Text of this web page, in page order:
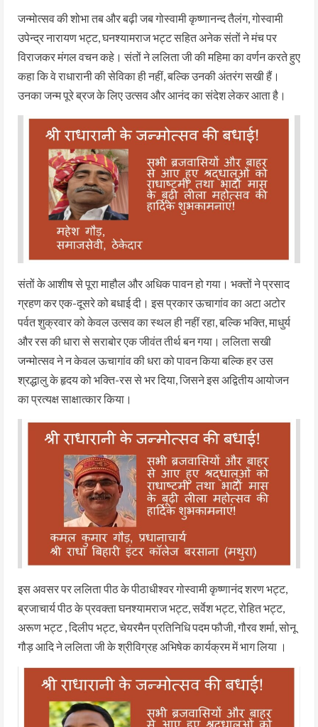
जन्मोत्सव की शोभा तब और बढ़ी जब गोस्वामी कृष्णानन्द तैलंग, गोस्वामी
उपेन्द्र नारायण भट्ट, घनश्यामराज भट्ट सहित अनेक संतों ने मंच पर
विराजकर मंगल वचन कहे। संतों ने ललिता जी की महिमा का वर्णन करते हुए
कहा कि वे राधारानी की सेविका ही नहीं, बल्कि उनकी अंतरंग सखी हैं।
उनका जन्म पूरे ब्रज के लिए उत्सव और आनंद का संदेश लेकर आता है।
संतों के आशीष से पूरा माहौल और अधिक पावन हो गया। भक्तों ने प्रसाद
ग्रहण कर एक-दूसरे को बधाई दी। इस प्रकार ऊचागांव का अटा अटोर
पर्वत शुक्रवार को केवल उत्सव का स्थल ही नहीं रहा, बल्कि भक्ति, माधुर्य
और रस की धारा से सराबोर एक जीवंत तीर्थ बन गया। ललिता सखी
जन्मोत्सव ने न केवल ऊचागांव की धरा को पावन किया बल्कि हर उस
श्रद्धालु के हृदय को भक्ति-रस से भर दिया, जिसने इस अद्वितीय आयोजन
का प्रत्यक्ष साक्षात्कार किया।
इस अवसर पर ललिता पीठ के पीठाधीश्वर गोस्वामी कृष्णानंद शरण भट्ट,
ब्रजाचार्य पीठ के प्रवक्ता घनश्यामराज भट्ट, सर्वेश भट्ट, रोहित भट्ट,
अरूण भट्ट , दिलीप भट्ट, चेयरमैन प्रतिनिधि पदम फौजी, गौरव शर्मा, सोनू
गौड़ आदि ने ललिता जी के श्रीविग्रह अभिषेक कार्यक्रम में भाग लिया ।